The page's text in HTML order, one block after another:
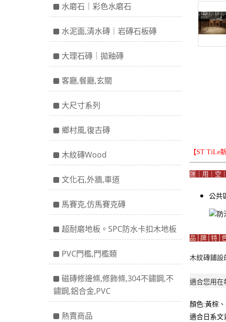
水磨石｜彩色水磨石
水泥面,清水磚｜岩磚石板磚
大理石磚｜拋釉磚
客廳,餐廳,玄關
大尺寸系列
鄉村風,復古磚
木紋磚Wood
文化石,外牆,車道
馬賽克,仿馬賽克磚
超耐磨地板。SPC防水卡扣木地板
PVC門檻,門檻類
磁磚修邊條,修飾條,304不鏽鋼,不
鏽鋼,鋁合金,PVC
熱賣商品
【ST TiLe
運｜用｜空
公共
品│牌│特│
木紋磚鋪設
適合您用在
顏色:黃棕
適合日系文